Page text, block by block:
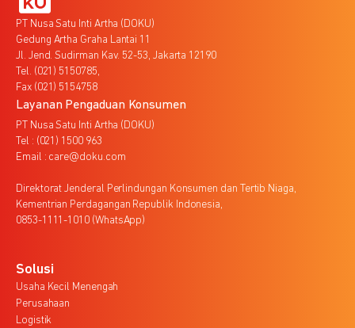
PT Nusa Satu Inti Artha (DOKU)
Gedung Artha Graha Lantai 11
Jl. Jend. Sudirman Kav. 52-53, Jakarta 12190
Tel. (021) 5150785,
Fax (021) 5154758
Layanan Pengaduan Konsumen
PT Nusa Satu Inti Artha (DOKU)
Tel : (021) 1500 963
Email : care@doku.com
Direktorat Jenderal Perlindungan Konsumen dan Tertib Niaga,
Kementrian Perdagangan Republik Indonesia,
0853-1111-1010 (WhatsApp)
Solusi
Usaha Kecil Menengah
Perusahaan
Logistik